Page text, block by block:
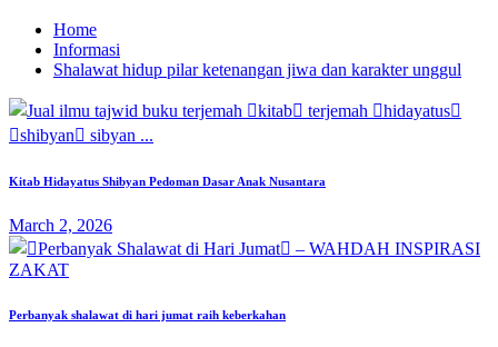
Home
Informasi
Shalawat hidup pilar ketenangan jiwa dan karakter unggul
Kitab Hidayatus Shibyan Pedoman Dasar Anak Nusantara
March 2, 2026
Perbanyak shalawat di hari jumat raih keberkahan